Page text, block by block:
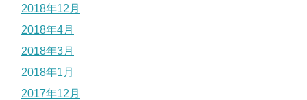
2018年12月
2018年4月
2018年3月
2018年1月
2017年12月